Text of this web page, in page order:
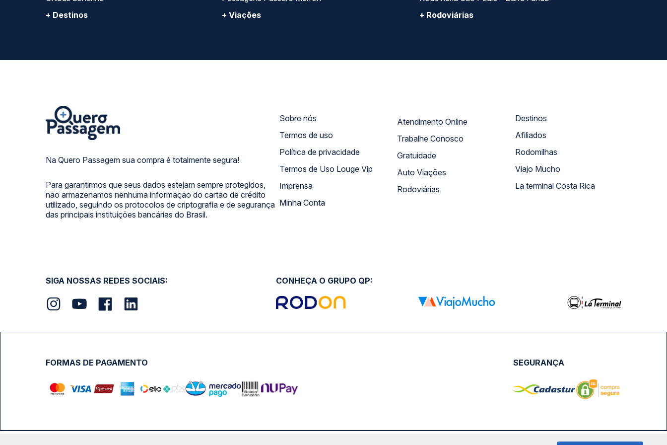
+ Destinos
+ Viações
+ Rodoviárias
Na Quero Passagem sua compra é totalmente segura!
Para garantirmos que seus dados estejam sempre protegidos,
não armazenamos nenhuma informação do cartão de crédito
utilizado, seguindo os protocolos de criptografia e de segurança
das principais instituições bancárias do Brasil.
Sobre nós
Termos de uso
Política de privacidade
Termos de Uso Louge Vip
Imprensa
Minha Conta
Atendimento Online
Trabalhe Conosco
Gratuidade
Auto Viações
Rodoviárias
Destinos
Afiliados
Rodomilhas
Viajo Mucho
La terminal Costa Rica
SIGA NOSSAS REDES SOCIAIS: CONHEÇA O GRUPO QP:
FORMAS DE PAGAMENTO SEGURANÇA